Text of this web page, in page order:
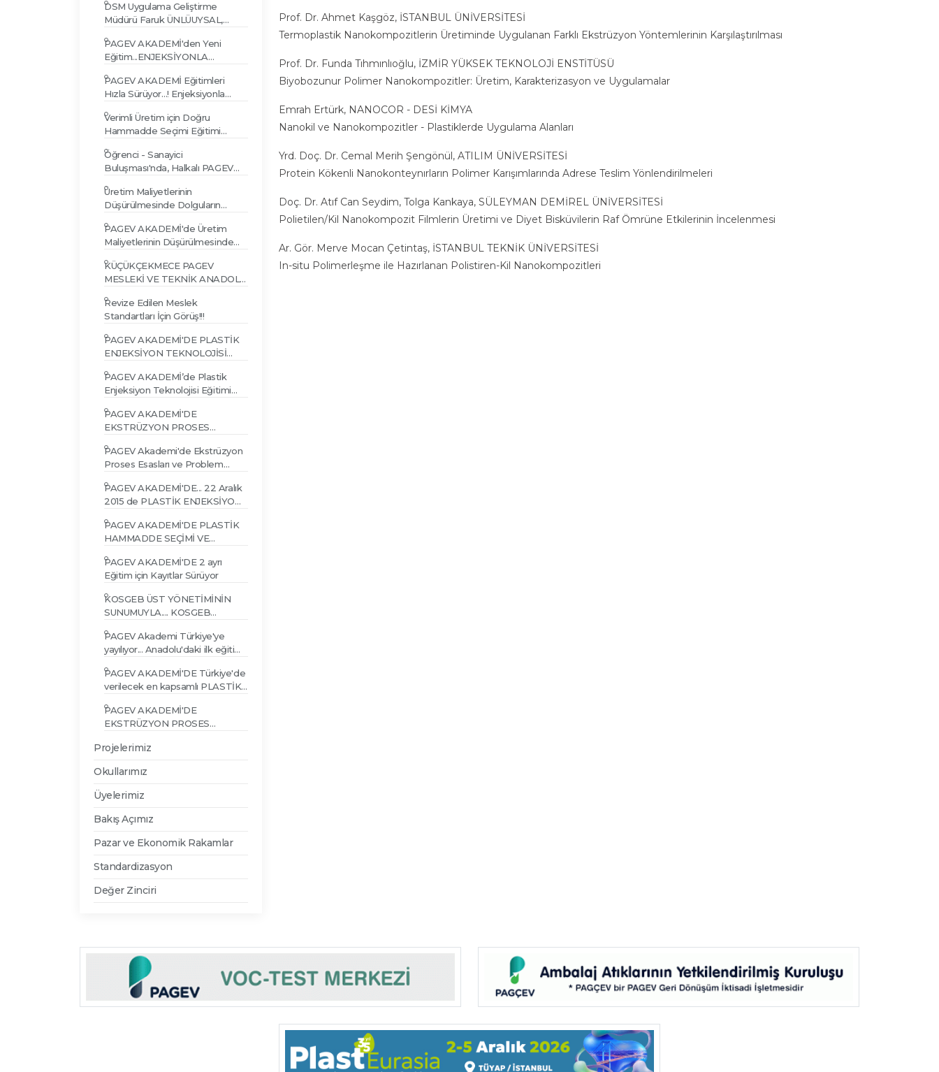
Hacettepe Üniversitesinde
yapıldı
DSM Uygulama Geliştirme
Müdürü Faruk ÜNLÜUYSAL,
Plastik Ürün Geliştirme Semineri”
verdi
PAGEV AKADEMİ'den Yeni
Eğitim...ENJEKSİYONLA
SORUNLAR VE ÇÖZÜMLERİ
PAGEV AKADEMİ Eğitimleri
Hızla Sürüyor…! Enjeksiyonla
Çözümler Eğitimi verildi…
Verimli Üretim için Doğru
Hammadde Seçimi Eğitimi
gerçekleşti...
Öğrenci - Sanayici
Buluşması'nda, Halkalı PAGEV
tesislerini incelediler...
Üretim Maliyetlerinin
Düşürülmesinde Dolguların
PAGEV AKADEMİ'de Üretim
Maliyetlerinin Düşürülmesinde
Yapıldı
KÜÇÜKÇEKMECE PAGEV
MESLEKİ VE TEKNİK ANADOLU
Revize Edilen Meslek
Standartları İçin Görüş!!!
PAGEV AKADEMİ'DE PLASTİK
ENJEKSİYON TEKNOLOJİSİ
AKADEMİ'DE...
PAGEV AKADEMİ’de Plastik
Enjeksiyon Teknolojisi Eğitimi
PAGEV AKADEMİ'DE
EKSTRÜZYON PROSES
GİDERME EĞİTİMİ
PAGEV Akademi'de Ekstrüzyon
Proses Esasları ve Problem
PAGEV AKADEMİ'DE... 22 Aralık
2015 de PLASTİK ENJEKSİYON
PAGEV AKADEMİ'DE PLASTİK
HAMMADDE SEÇİMİ VE
PAGEV AKADEMİ'DE 2 ayrı
Eğitim için Kayıtlar Sürüyor
KOSGEB ÜST YÖNETİMİNİN
SUNUMUYLA.... KOSGEB
TANITIM VE BİLGİLENDİRME
SEMİNERİ
PAGEV Akademi Türkiye'ye
yayılıyor... Anadolu'daki ilk eğitim
PAGEV AKADEMİ'DE Türkiye'de
verilecek en kapsamlı PLASTİK
PAGEV AKADEMİ'DE
EKSTRÜZYON PROSES
GİDERME EĞİTİMİ
Projelerimiz
Okullarımız
Üyelerimiz
Bakış Açımız
Pazar ve Ekonomik Rakamlar
Standardizasyon
Değer Zinciri
Prof. Dr. Ahmet Kaşgöz, İSTANBUL ÜNİVERSİTESİ
Termoplastik Nanokompozitlerin Üretiminde Uygulanan Farklı Ekstrüzyon Yöntemlerinin Karşılaştırılması
Prof. Dr. Funda Tıhmınlıoğlu, İZMİR YÜKSEK TEKNOLOJİ ENSTİTÜSÜ
Biyobozunur Polimer Nanokompozitler: Üretim, Karakterizasyon ve Uygulamalar
Emrah Ertürk, NANOCOR - DESİ KİMYA
Nanokil ve Nanokompozitler - Plastiklerde Uygulama Alanları
Yrd. Doç. Dr. Cemal Merih Şengönül, ATILIM ÜNİVERSİTESİ
Protein Kökenli Nanokonteynırların Polimer Karışımlarında Adrese Teslim Yönlendirilmeleri
Doç. Dr. Atıf Can Seydim, Tolga Kankaya, SÜLEYMAN DEMİREL ÜNİVERSİTESİ
Polietilen/Kil Nanokompozit Filmlerin Üretimi ve Diyet Bisküvilerin Raf Ömrüne Etkilerinin İncelenmesi
Ar. Gör. Merve Mocan Çetintaş, İSTANBUL TEKNİK ÜNİVERSİTESİ
In-situ Polimerleşme ile Hazırlanan Polistiren-Kil Nanokompozitleri